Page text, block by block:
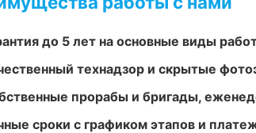
до 5 лет на основные виды
технадзор и скрытые
прорабы и бригады,
сроки с графиком этапов и